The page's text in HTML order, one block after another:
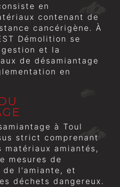
en
contenant de
cancérigène. À
Démolition se
et la
de désamiantage
en
à Toul
strict comprenant
amiantés,
mesures de
l'amiante, et
déchets dangereux.